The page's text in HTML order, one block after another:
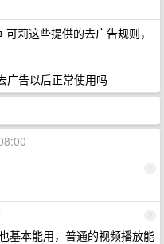
莉这些提供的去广告规则，
广告以后正常使用吗
1
2
基本能用，普通的视频播放能